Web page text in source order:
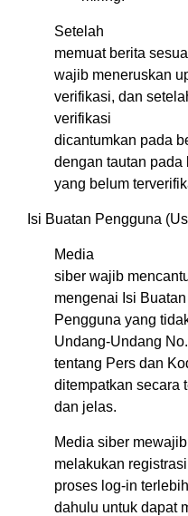
Setelah
memuat berita
wajib meneruskan
verifikasi, dan
verifikasi
dicantumkan pada
dengan tautan pada
yang belum
Isi Buatan Pengguna
Media
siber wajib
mengenai Isi Buatan
Pengguna yang
Undang-Undang
tentang Pers dan
ditempatkan secara
dan jelas.
Media siber
melakukan
proses log-in terlebih
dahulu untuk dapat